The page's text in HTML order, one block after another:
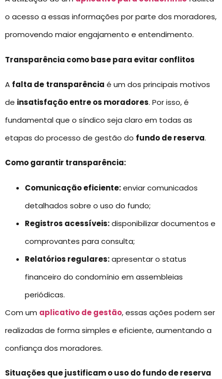
o acesso a essas informações por parte dos moradores,
promovendo maior engajamento e entendimento.
Transparência como base para evitar conflitos
A falta de transparência é um dos principais motivos
de insatisfação entre os moradores. Por isso, é
fundamental que o síndico seja claro em todas as
etapas do processo de gestão do fundo de reserva.
Como garantir transparência:
Comunicação eficiente:enviar comunicados
detalhados sobre o uso do fundo;
Registros acessíveis:disponibilizar documentos e
comprovantes para consulta;
Relatórios regulares:apresentar o status
financeiro do condomínio em assembleias
periódicas.
Com um aplicativo de gestão, essas ações podem ser
realizadas de forma simples e eficiente, aumentando a
confiança dos moradores.
Situações que justificam o uso do fundo de reserva